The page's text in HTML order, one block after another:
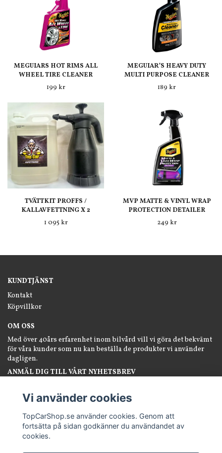
MEGUIARS HOT RIMS ALL
WHEEL TIRE CLEANER
199 kr
MEGUIAR’S HEAVY DUTY
MULTI PURPOSE CLEANER
189 kr
TVÄTTKIT PROFFS /
KALLAVFETTNING X 2
1 095 kr
MVP MATTE & VINYL WRAP
PROTECTION DETAILER
249 kr
KUNDTJÄNST
Kontakt
Köpvillkor
OM OSS
Med över 40års erfarenhet inom bilvård vill vi göra det bekvämt
för våra kunder som nu kan beställa de produkter vi använder
dagligen.
ANMÄL DIG TILL VÅRT NYHETSBREV
Vi använder cookies
TopCarShop.se använder cookies. Genom att
fortsätta på sidan godkänner du användandet av
cookies.